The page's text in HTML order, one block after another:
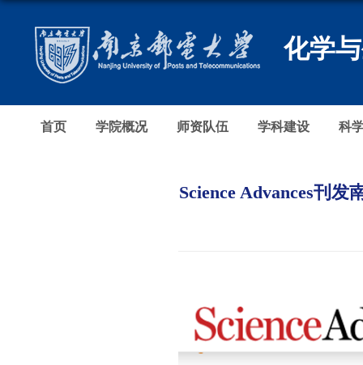
化学
首页 学院概况 师资队伍 学科建设 科
Science Advances刊